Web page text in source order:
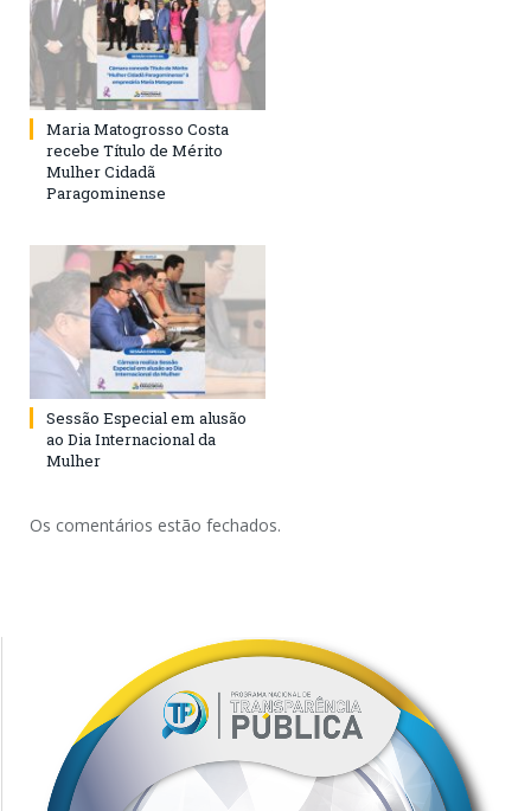
Maria Matogrosso Costa
recebe Título de Mérito
Mulher Cidadã
Paragominense
Sessão Especial em alusão
ao Dia Internacional da
Mulher
Os comentários estão fechados.